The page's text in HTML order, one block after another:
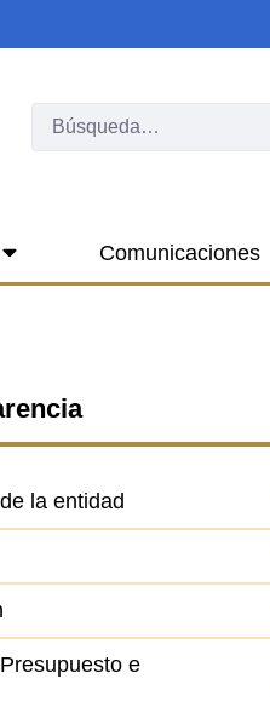
Comunicaciones
la entidad
e